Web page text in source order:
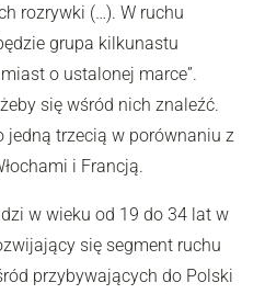
rozrywki (…). W ruchu
grupa kilkunastu
o ustalonej marce”.
się wśród nich znaleźć.
jedną trzecią w porównaniu z
i Francją.
w wieku od 19 do 34 lat w
się segment ruchu
przybywających do Polski